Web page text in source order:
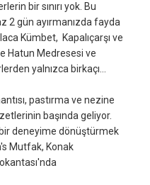
bir sınırı yok. Bu
2 gün ayırmanızda fayda
Kümbet, Kapalıçarşı ve
Hatun Medresesi ve
yalnızca birkaçı...
pastırma ve nezine
başında geliyor.
deneyime dönüştürmek
Mutfak, Konak